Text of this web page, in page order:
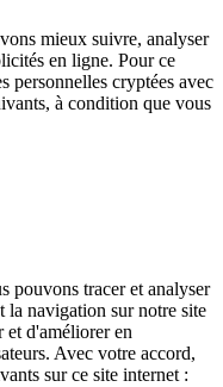
mieux suivre, analyser
en ligne. Pour ce
personnelles cryptées avec
à condition que vous
pouvons tracer et analyser
la navigation sur notre site
d'améliorer en
Avec votre accord,
sur ce site internet :